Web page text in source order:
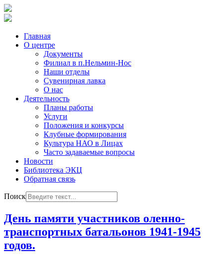
Главная
О центре
Документы
Филиал в п.Нельмин-Нос
Наши отделы
Сувенирная лавка
О нас
Деятельность
Планы работы
Услуги
Положения и конкурсы
Клубные формирования
Культура НАО в Лицах
Часто задаваемые вопросы
Новости
Библиотека ЭКЦ
Обратная связь
Поиск
День памяти участников оленно-
транспортных батальонов 1941-1945
годов.